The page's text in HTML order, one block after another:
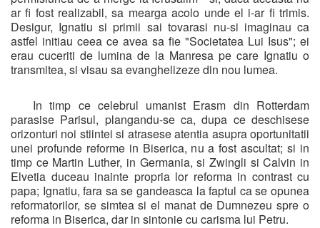
ar fi fost realizabil, sa mearga acolo unde el i-ar fi trimis.
Desigur, Ignatiu si primii sai tovarasi nu-si imaginau ca
astfel initiau ceea ce avea sa fie "Societatea Lui Isus"; ei
erau cuceriti de lumina de la Manresa pe care Ignatiu o
transmitea, si visau sa evanghelizeze din nou lumea.
In timp ce celebrul umanist Erasm din Rotterdam
parasise Parisul, plangandu-se ca, dupa ce deschisese
orizonturi noi stiintei si atrasese atentia asupra oportunitatii
unei profunde reforme in Biserica, nu a fost ascultat; si in
timp ce Martin Luther, in Germania, si Zwingli si Calvin in
Elvetia duceau inainte propria lor reforma in contrast cu
papa; Ignatiu, fara sa se gandeasca la faptul ca se opunea
reformatorilor, se simtea si el manat de Dumnezeu spre o
reforma in Biserica, dar in sintonie cu carisma lui Petru.